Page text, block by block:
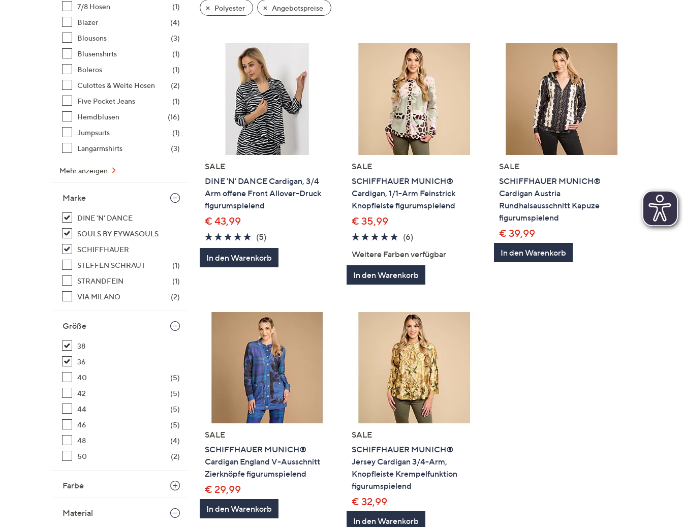
Sie
auf
Geräten
rechts,
diese
anzuzeigen.
7/8 Hosen
(1)
Blazer
(4)
Blousons
(3)
Blusenshirts
(1)
Boleros
(1)
Culottes & Weite Hosen
(2)
Five Pocket Jeans
(1)
Hemdblusen
(16)
Jumpsuits
(1)
Langarmshirts
(3)
Mehr anzeigen
Marke
DINE 'N' DANCE
SOULS BY EYWASOULS
SCHIFFHAUER
STEFFEN SCHRAUT
(1)
STRANDFEIN
(1)
VIA MILANO
(2)
Größe
38
36
40
(5)
42
(5)
44
(5)
46
(5)
48
(4)
50
(2)
Farbe
Material
Polyester Angebotspreise
SALE
DINE 'N' DANCE Cardigan, 3/4
Arm offene Front Allover-Druck
figurumspielend
€ 43,99
5.0
von
5
(5)5
Bewertungen
In den Warenkorb
SALE
SCHIFFHAUER MUNICH®
Cardigan, 1/1-Arm Feinstrick
Knopfleiste figurumspielend
€ 35,99
4.7
5
(6)
Weitere Farben verfügbar
In den Warenkorb
SALE
SCHIFFHAUER MUNICH®
Cardigan Austria
Rundhalsausschnitt Kapuze
figurumspielend
€ 39,99
In den Warenkorb
SALE
SCHIFFHAUER MUNICH®
Cardigan England V-Ausschnitt
Zierknöpfe figurumspielend
€ 29,99
In den Warenkorb
SALE
SCHIFFHAUER MUNICH®
Jersey Cardigan 3/4-Arm,
Knopfleiste Krempelfunktion
figurumspielend
€ 32,99
In den Warenkorb